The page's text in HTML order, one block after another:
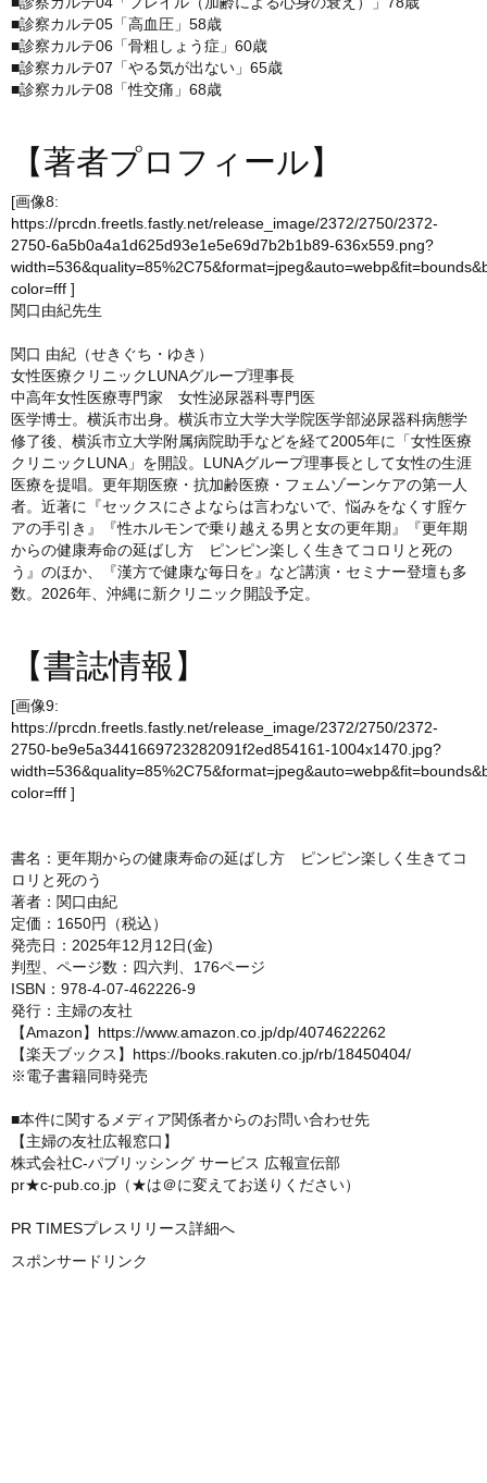
■診察カルテ05「高血圧」58歳
■診察カルテ06「骨粗しょう症」60歳
■診察カルテ07「やる気が出ない」65歳
■診察カルテ08「性交痛」68歳
【著者プロフィール】
[画像8:
https://prcdn.freetls.fastly.net/release_image/2372/2750/2372-
2750-6a5b0a4a1d625d93e1e5e69d7b2b1b89-636x559.png?
color=fff ]
関口由紀先生
関口 由紀（せきぐち・ゆき）
女性医療クリニックLUNAグループ理事長
中高年女性医療専門家 女性泌尿器科専門医
医学博士。横浜市出身。横浜市立大学大学院医学部泌尿器科病態学
修了後、横浜市立大学附属病院助手などを経て2005年に「女性医療
クリニックLUNA」を開設。LUNAグループ理事長として女性の生涯
医療を提唱。更年期医療・抗加齢医療・フェムゾーンケアの第一人
者。近著に『セックスにさよならは言わないで、悩みをなくす腟ケ
アの手引き』『性ホルモンで乗り越える男と女の更年期』『更年期
からの健康寿命の延ばし方 ピンピン楽しく生きてコロリと死の
う』のほか、『漢方で健康な毎日を』など講演・セミナー登壇も多
数。2026年、沖縄に新クリニック開設予定。
【書誌情報】
[画像9:
https://prcdn.freetls.fastly.net/release_image/2372/2750/2372-
2750-be9e5a3441669723282091f2ed854161-1004x1470.jpg?
color=fff ]
書名：更年期からの健康寿命の延ばし方 ピンピン楽しく生きてコ
ロリと死のう
著者：関口由紀
定価：1650円（税込）
発売日：2025年12月12日(金)
判型、ページ数：四六判、176ページ
ISBN：978-4-07-462226-9
発行：主婦の友社
【Amazon】 https://www.amazon.co.jp/dp/4074622262
【楽天ブックス】 https://books.rakuten.co.jp/rb/18450404/
※電子書籍同時発売
■本件に関するメディア関係者からのお問い合わせ先
【主婦の友社広報窓口】
株式会社C-パブリッシング サービス 広報宣伝部
pr★c-pub.co.jp（★は＠に変えてお送りください）
PR TIMESプレスリリース詳細へ
スポンサードリンク